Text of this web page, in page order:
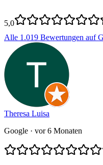
5,0
Alle 1.019 Bewertungen auf
Theresa Luisa
Google · vor 6 Monaten